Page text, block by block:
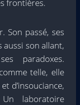
frontières.
Son passé, ses
son allant,
paradoxes.
telle, elle
d’insouciance,
laboratoire